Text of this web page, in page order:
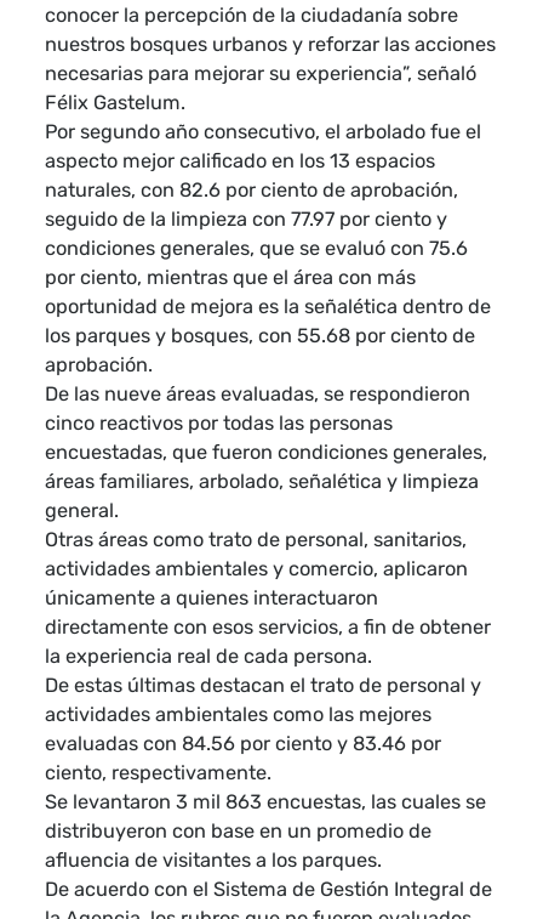
conocer la percepción de la ciudadanía sobre
nuestros bosques urbanos y reforzar las acciones
necesarias para mejorar su experiencia”, señaló
Félix Gastelum.
Por segundo año consecutivo, el arbolado fue el
aspecto mejor calificado en los 13 espacios
naturales, con 82.6 por ciento de aprobación,
seguido de la limpieza con 77.97 por ciento y
condiciones generales, que se evaluó con 75.6
por ciento, mientras que el área con más
oportunidad de mejora es la señalética dentro de
los parques y bosques, con 55.68 por ciento de
aprobación.
De las nueve áreas evaluadas, se respondieron
cinco reactivos por todas las personas
encuestadas, que fueron condiciones generales,
áreas familiares, arbolado, señalética y limpieza
general.
Otras áreas como trato de personal, sanitarios,
actividades ambientales y comercio, aplicaron
únicamente a quienes interactuaron
directamente con esos servicios, a fin de obtener
la experiencia real de cada persona.
De estas últimas destacan el trato de personal y
actividades ambientales como las mejores
evaluadas con 84.56 por ciento y 83.46 por
ciento, respectivamente.
Se levantaron 3 mil 863 encuestas, las cuales se
distribuyeron con base en un promedio de
afluencia de visitantes a los parques.
De acuerdo con el Sistema de Gestión Integral de